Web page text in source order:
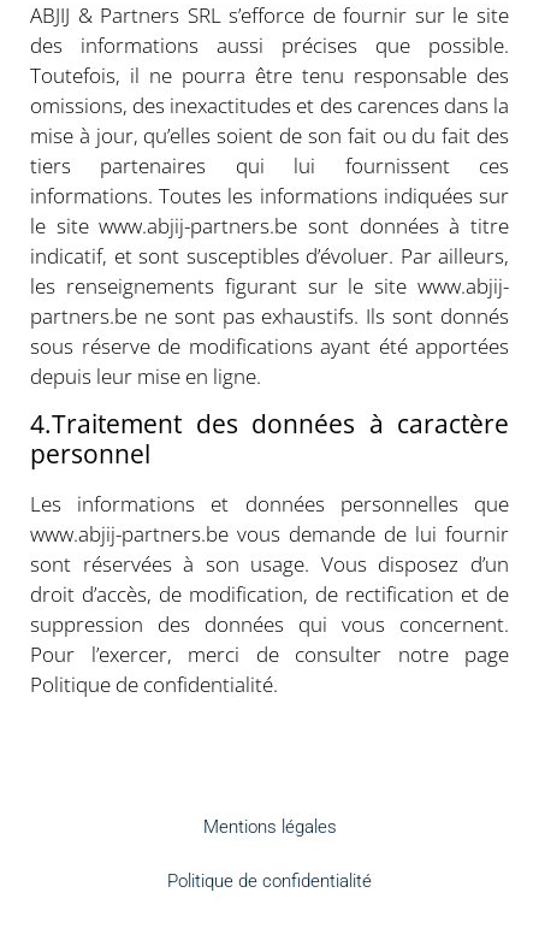
ABJIJ & Partners SRL s’efforce de fournir sur le site
des informations aussi précises que possible.
Toutefois, il ne pourra être tenu responsable des
omissions, des inexactitudes et des carences dans la
mise à jour, qu’elles soient de son fait ou du fait des
tiers partenaires qui lui fournissent ces
informations. Toutes les informations indiquées sur
le site www.abjij-partners.be sont données à titre
indicatif, et sont susceptibles d’évoluer. Par ailleurs,
les renseignements figurant sur le site www.abjij-
partners.be ne sont pas exhaustifs. Ils sont donnés
sous réserve de modifications ayant été apportées
depuis leur mise en ligne.
4.Traitement des données à caractère
personnel
Les informations et données personnelles que
www.abjij-partners.be vous demande de lui fournir
sont réservées à son usage. Vous disposez d’un
droit d’accès, de modification, de rectification et de
suppression des données qui vous concernent.
Pour l’exercer, merci de consulter notre page
Politique de confidentialité.
Mentions légales
Politique de confidentialité